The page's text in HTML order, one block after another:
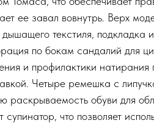
ее завал вовнутрь. Верх
текстиля, подкладка
по бокам сандалий для
и профилактики натирания
Четыре ремешка с
раскрываемость обуви для
супинатор, что позволяет